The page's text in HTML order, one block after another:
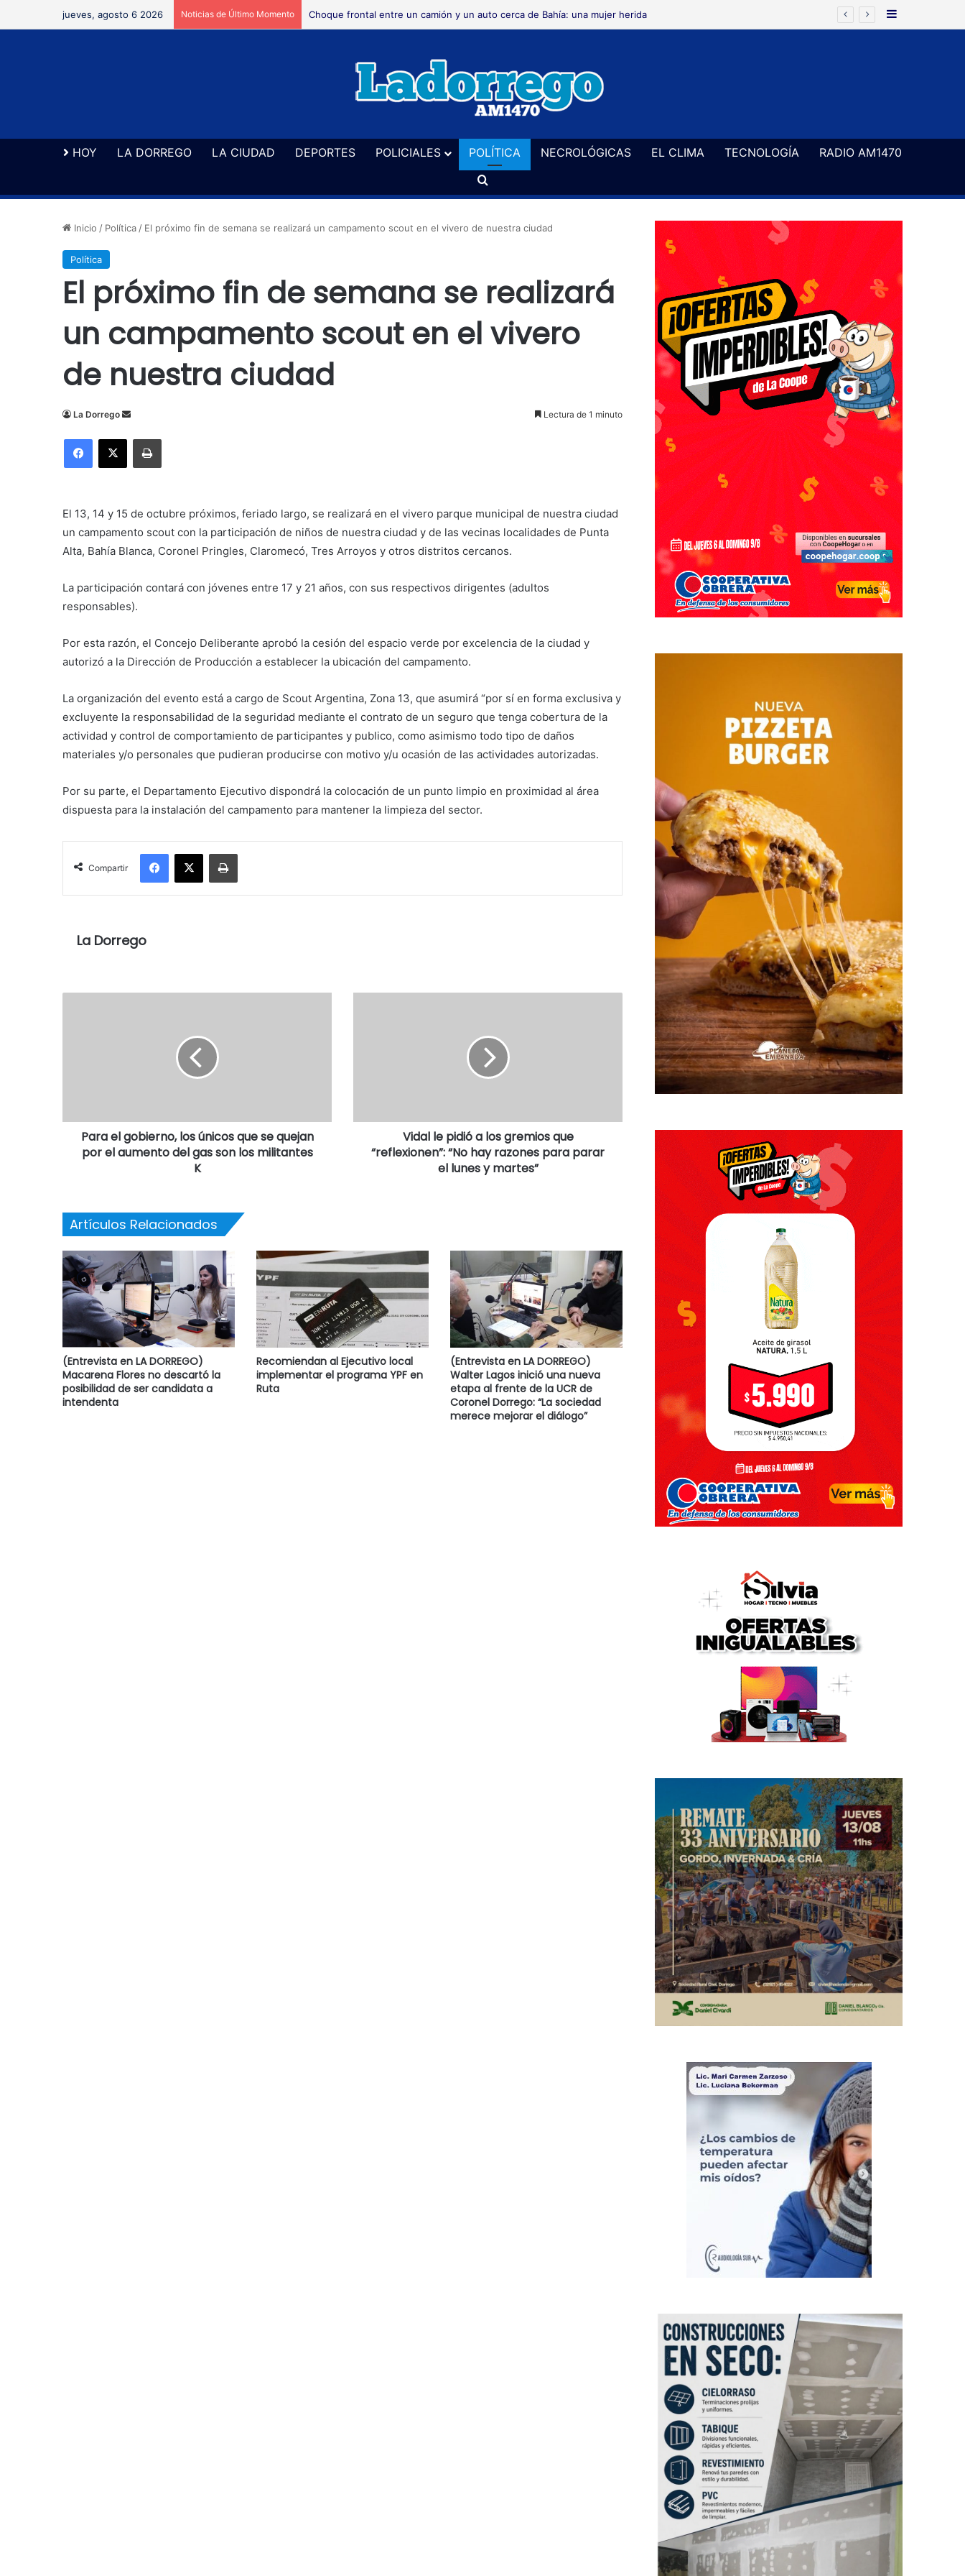
jueves, agosto 6 2026 Noticias de Último Momento Necrológica Barra Lateral
HOY LA DORREGO LA CIUDAD DEPORTES POLICIALES POLÍTICA NECROLÓGICAS EL CLIMA TECNOLOGÍA
RADIO AM1470
Buscar
Inicio / Política / El próximo fin de semana se realizará un campamento scout en el vivero de nuestra ciudad
Política
El próximo fin de semana se realizará
un campamento scout en el vivero
de nuestra ciudad
La Dorrego
Send
email
Lectura de 1 minuto
Facebook
X Imprimir
El 13, 14 y 15 de octubre próximos, feriado largo, se realizará en el vivero parque municipal de nuestra ciudad
un campamento scout con la participación de niños de nuestra ciudad y de las vecinas localidades de Punta
Alta, Bahía Blanca, Coronel Pringles, Claromecó, Tres Arroyos y otros distritos cercanos.
La participación contará con jóvenes entre 17 y 21 años, con sus respectivos dirigentes (adultos
responsables).
Por esta razón, el Concejo Deliberante aprobó la cesión del espacio verde por excelencia de la ciudad y
autorizó a la Dirección de Producción a establecer la ubicación del campamento.
La organización del evento está a cargo de Scout Argentina, Zona 13, que asumirá “por sí en forma exclusiva y
excluyente la responsabilidad de la seguridad mediante el contrato de un seguro que tenga cobertura de la
actividad y control de comportamiento de participantes y publico, como asimismo todo tipo de daños
materiales y/o personales que pudieran producirse con motivo y/u ocasión de las actividades autorizadas.
Por su parte, el Departamento Ejecutivo dispondrá la colocación de un punto limpio en proximidad al área
dispuesta para la instalación del campamento para mantener la limpieza del sector.
Compartir
Facebook
X Imprimir
La Dorrego
Para el gobierno, los únicos que se quejan
por el aumento del gas son los militantes
K
Vidal le pidió a los gremios que
“reflexionen”: “No hay razones para parar
el lunes y martes”
Artículos Relacionados
(Entrevista en LA DORREGO)
Macarena Flores no descartó la
posibilidad de ser candidata a
intendenta
Recomiendan al Ejecutivo local
implementar el programa YPF en
Ruta
(Entrevista en LA DORREGO)
Walter Lagos inició una nueva
etapa al frente de la UCR de
Coronel Dorrego: “La sociedad
merece mejorar el diálogo”